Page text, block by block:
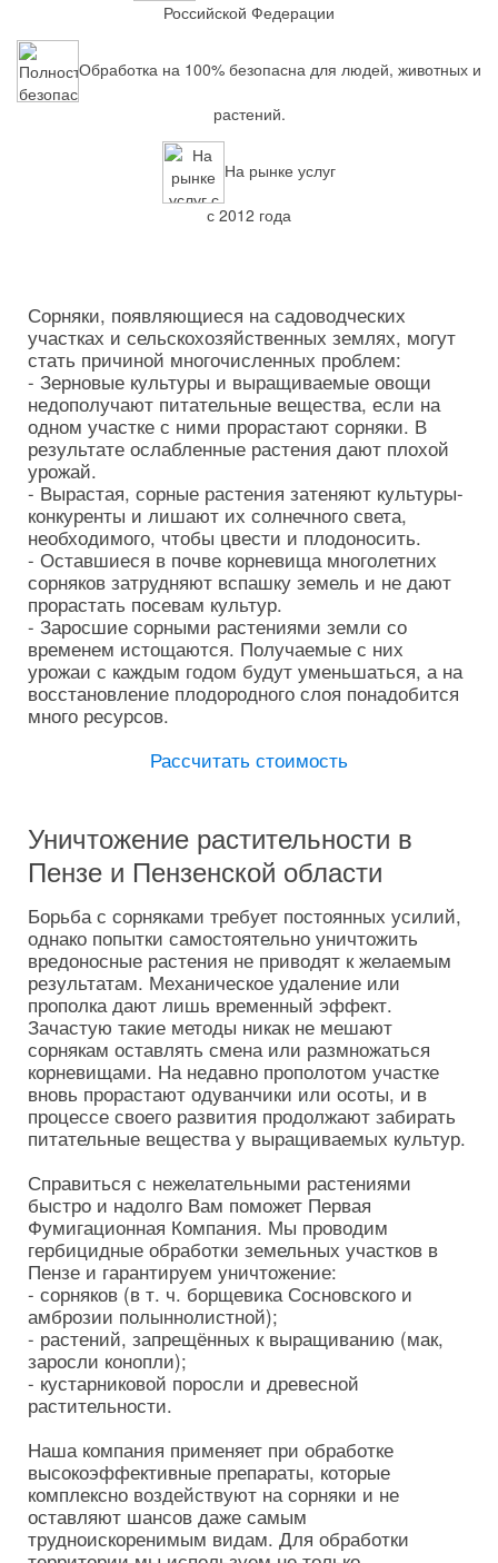
Российской Федерации
Обработка на 100% безопасна для людей, животных и
растений.
На рынке услуг
с 2012 года
Сорняки, появляющиеся на садоводческих
участках и сельскохозяйственных землях, могут
стать причиной многочисленных проблем:
- Зерновые культуры и выращиваемые овощи
недополучают питательные вещества, если на
одном участке с ними прорастают сорняки. В
результате ослабленные растения дают плохой
урожай.
- Вырастая, сорные растения затеняют культуры-
конкуренты и лишают их солнечного света,
необходимого, чтобы цвести и плодоносить.
- Оставшиеся в почве корневища многолетних
сорняков затрудняют вспашку земель и не дают
прорастать посевам культур.
- Заросшие сорными растениями земли со
временем истощаются. Получаемые с них
урожаи с каждым годом будут уменьшаться, а на
восстановление плодородного слоя понадобится
много ресурсов.
Рассчитать стоимость
Уничтожение растительности в
Пензе и Пензенской области
Борьба с сорняками требует постоянных усилий,
однако попытки самостоятельно уничтожить
вредоносные растения не приводят к желаемым
результатам. Механическое удаление или
прополка дают лишь временный эффект.
Зачастую такие методы никак не мешают
сорнякам оставлять смена или размножаться
корневищами. На недавно прополотом участке
вновь прорастают одуванчики или осоты, и в
процессе своего развития продолжают забирать
питательные вещества у выращиваемых культур.
Справиться с нежелательными растениями
быстро и надолго Вам поможет Первая
Фумигационная Компания. Мы проводим
гербицидные обработки земельных участков в
Пензе и гарантируем уничтожение:
- сорняков (в т. ч. борщевика Сосновского и
амброзии полыннолистной);
- растений, запрещённых к выращиванию (мак,
заросли конопли);
- кустарниковой поросли и древесной
растительности.
Наша компания применяет при обработке
высокоэффективные препараты, которые
комплексно воздействуют на сорняки и не
оставляют шансов даже самым
трудноискоренимым видам. Для обработки